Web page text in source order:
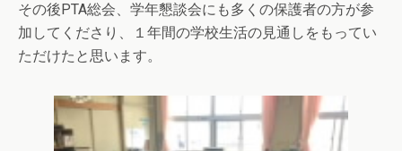
その後PTA総会、学年懇談会にも多くの保護者の方が参
加してくださり、１年間の学校生活の見通しをもってい
ただけたと思います。